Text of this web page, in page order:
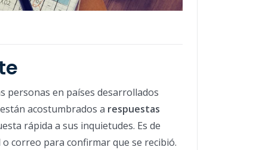
personas en países desarrollados
acostumbrados a respuestas
rápida a sus inquietudes. Es de
correo para confirmar que se recibió.